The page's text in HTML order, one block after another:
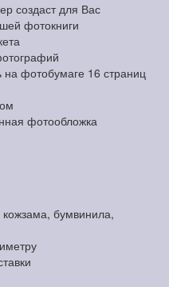
создаст для Вас
фотокниги
на фотобумаге 16 страниц
фотообложка
бумвинила,